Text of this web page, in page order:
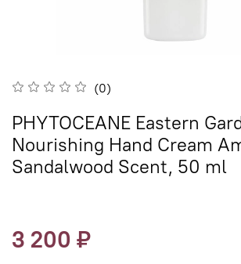
(0)
PHYTOCEANE Eastern
Nourishing Hand Cream
Sandalwood Scent, 50 ml
3 200 ₽